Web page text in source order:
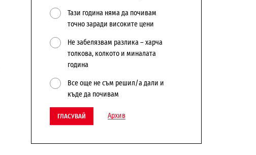
Тази година няма да почивам
точно заради високите цени
Не забелязвам разлика – харча
толкова, колкото и миналата
година
Все още не съм решил/а дали и
къде да почивам
ГЛАСУВАЙ Архив